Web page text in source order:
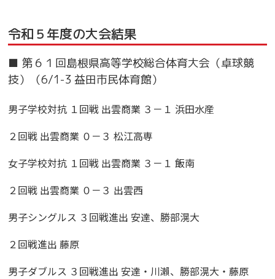
令和５年度の大会結果
■ 第６１回島根県高等学校総合体育大会（卓球競
技）（6/1-3 益田市民体育館）
男子学校対抗 １回戦 出雲商業 ３－１ 浜田水産
２回戦 出雲商業 ０－３ 松江高専
女子学校対抗 １回戦 出雲商業 ３－１ 飯南
２回戦 出雲商業 ０－３ 出雲西
男子シングルス ３回戦進出 安達、勝部滉大
２回戦進出 藤原
男子ダブルス ３回戦進出 安達・川瀨、勝部滉大・藤原